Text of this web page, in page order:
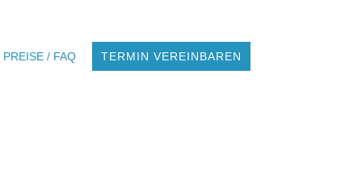
PREISE / FAQ TERMIN VEREINBAREN